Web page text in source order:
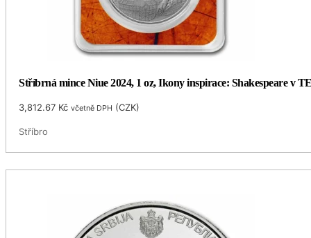
Stříbrná mince Niue 2024, 1 oz, Ikony inspirace: Shakespeare v
3,812.67 Kč včetně DPH (CZK)
Stříbro